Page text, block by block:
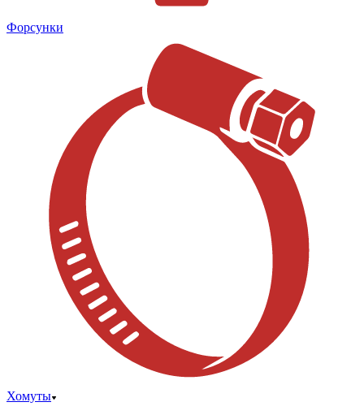
Форсунки
Хомуты